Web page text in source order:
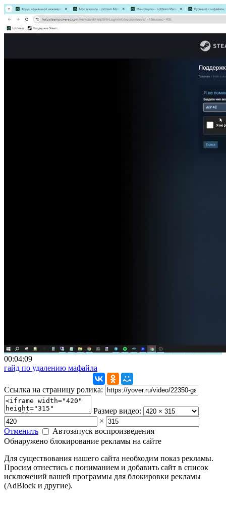
00:04:09
гайд по удалению мафайла
Ссылка на страницу ролика:
Размер видео:
×
Отменить
Автозапуск воспроизведения
Обнаружено блокирование рекламы на сайте
Для существования нашего сайта необходим показ рекламы.
Просим отнестись с пониманием и добавить сайт в список
исключений вашей программы для блокировки рекламы
(AdBlock и другие).